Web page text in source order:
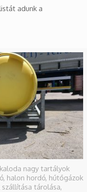
adunk a
nagy tartályok
halon hordó, hűtőgázok
tárolása,